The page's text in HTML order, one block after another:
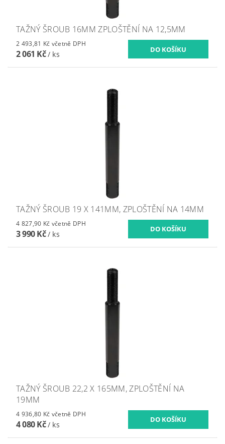
TAŽNÝ ŠROUB 16MM ZPLOŠTĚNÍ NA 12,5MM
2 493,81 Kč včetně DPH
2 061 Kč/ ks
TAŽNÝ ŠROUB 19 X 141MM, ZPLOŠTĚNÍ NA 14MM
4 827,90 Kč včetně DPH
3 990 Kč/ ks
TAŽNÝ ŠROUB 22,2 X 165MM, ZPLOŠTĚNÍ NA
19MM
4 936,80 Kč včetně DPH
4 080 Kč/ ks